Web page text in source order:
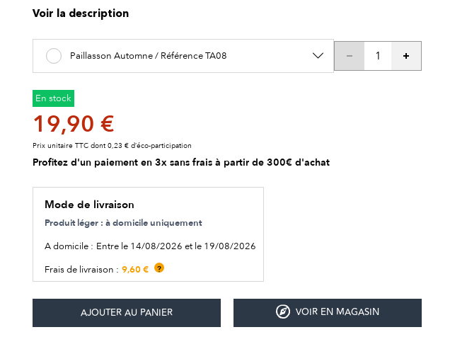
Voir la description
Paillasson Automne / Référence TA08
En stock
19,90 €
Prix unitaire TTC dont 0,23 € d’éco-participation
Profitez d'un paiement en 3x sans frais à partir de 300€ d'achat
Mode de livraison
Produit léger : à domicile uniquement
A domicile : Entre le 14/08/2026 et le 19/08/2026
Frais de livraison : 9,60 € ?
VOIR EN MAGASIN